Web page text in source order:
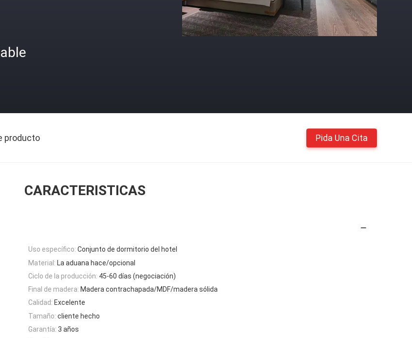
producto Pida Una Cita
CARACTERISTICAS
Uso específico: Conjunto de dormitorio del hotel
Material: La aduana hace/opcional
Ciclo de la producción: 45-60 días (negociación)
Final de madera: Madera contrachapada/MDF/madera sólida
Calidad: Excelente
Tamaño: cliente hecho
Garantía: 3 años